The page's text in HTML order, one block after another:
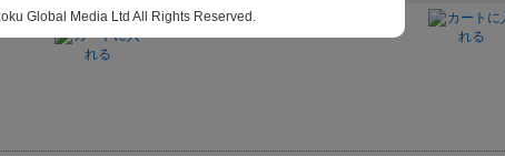
Global Media Ltd All Rights Reserved.
5,412円→ 3,223円